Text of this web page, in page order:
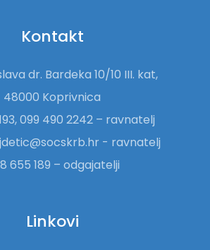
Kontakt
dr. Bardeka 10/10 III. kat,
48000 Koprivnica
099 490 2242 – ravnatelj
- ravnatelj
655 189 – odgajatelji
Linkovi